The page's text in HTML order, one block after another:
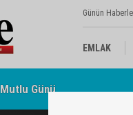
Günün
EMLAK
Ankara Kalkınma